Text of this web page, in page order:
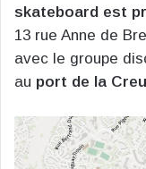
skateboard est
13 rue Anne de
avec le groupe
au port de la